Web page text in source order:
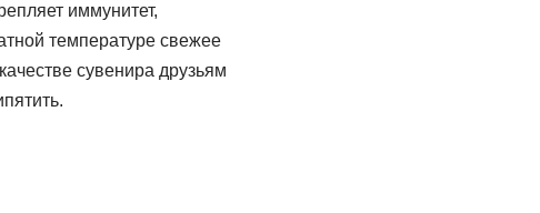
иммунитет,
температуре свежее
сувенира друзьям